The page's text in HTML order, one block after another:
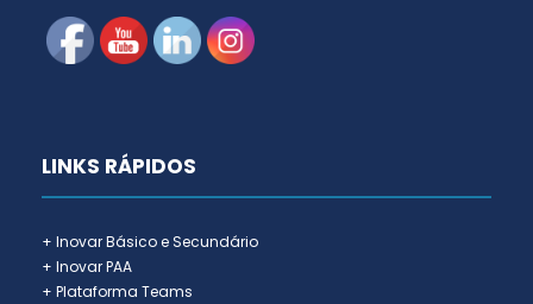
LINKS RÁPIDOS
+ Inovar Básico e Secundário
+ Inovar PAA
+ Plataforma Teams